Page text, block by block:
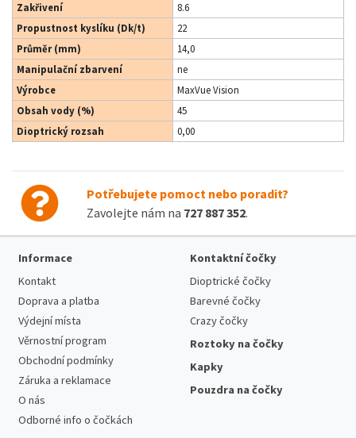
Zakřivení
8.6
Propustnost kyslíku (Dk/t)
22
Průměr (mm)
14,0
Manipulační zbarvení
ne
Výrobce
MaxVue Vision
Obsah vody (%)
45
Dioptrický rozsah
0,00
Potřebujete pomoct nebo poradit?
Zavolejte nám na 727 887 352.
Informace
Kontakt
Doprava a platba
Výdejní místa
Věrnostní program
Obchodní podmínky
Záruka a reklamace
O nás
Odborné info o čočkách
Kontaktní čočky
Dioptrické čočky
Barevné čočky
Crazy čočky
Roztoky na čočky
Kapky
Pouzdra na čočky